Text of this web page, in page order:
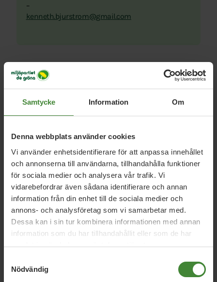
Samtycke Information Om
Denna webbplats använder cookies
Vi använder enhetsidentifierare för att anpassa innehållet
och annonserna till användarna, tillhandahålla funktioner
för sociala medier och analysera vår trafik. Vi
vidarebefordrar även sådana identifierare och annan
information från din enhet till de sociala medier och
annons- och analysföretag som vi samarbetar med.
Dessa kan i sin tur kombinera informationen med annan
information som du har tillhandahållit eller som de har
samlat in när du har använt deras tjänster.
Nödvändig
–
kenneth.bjurstrom@gmail.com
Mer om Kenneth Bjurström
Uppdrag medKenneth
Bjurström